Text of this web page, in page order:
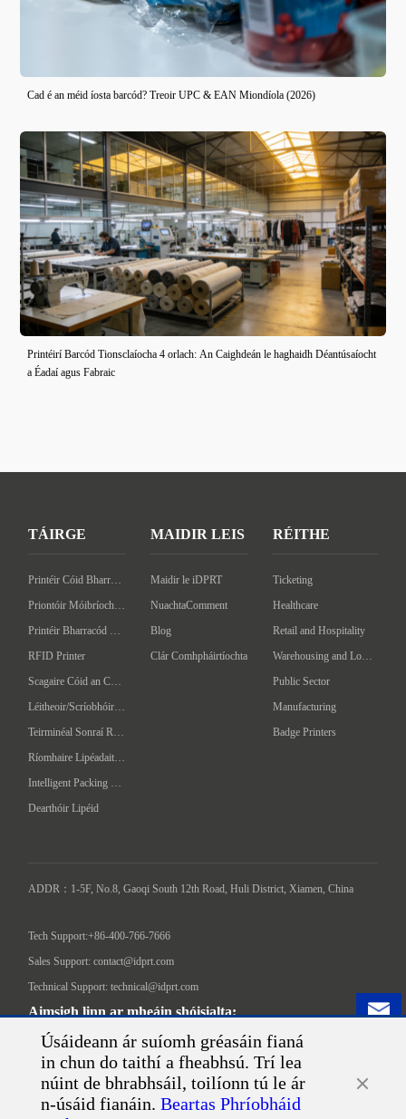
Cad é an méid íosta barcód? Treoir UPC & EAN Miondíola (2026)
Printéirí Barcód Tionsclaíocha 4 orlach: An Caighdeán le haghaidh Déantúsaíocht
a Éadaí agus Fabraic
Úsáideann ár suíomh gréasáin fianá
in chun do taithí a fheabhsú. Trí lea
núint de bhrabhsáil, toilíonn tú le ár
n-úsáid fianáin. Beartas Phríobháid
TÁIRGE
Printéir Cóid Bharra an Deasc
Priontóir Móibríoch Barcóid
Printéir Bharracód Tionsclaíoch
RFID Printer
Scagaire Cóid an Chláir
Léitheoir/Scríobhóir RFID ar láimhéid
Teirminéal Sonraí Ríomhaire Láimhe
Ríomhaire Lipéadaithe Uathoibríoch
Intelligent Packing Machine
Dearthóir Lipéid
MAIDIR LEIS
Maidir le iDPRT
NuachtaComment
Blog
Clár Comhpháirtíochta
RÉITHE
Ticketing
Healthcare
Retail and Hospitality
Warehousing and Logistics
Public Sector
Manufacturing
Badge Printers
ADDR：1-5F, No.8, Gaoqi South 12th Road, Huli District, Xiamen, China
Tech Support:+86-400-766-7666
Sales Support: contact@idprt.com
Technical Support: technical@idprt.com
Aimsigh linn ar mheáin shóisialta: